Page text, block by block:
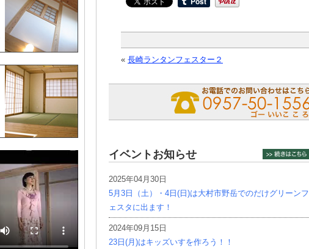
« 長崎ランタンフェスター２
イベントお知らせ
2025年04月30日
5月3日（土）・4日(日)は大村市野岳でのだけグリーンフ
ェスタに出ます！
2024年09月15日
23日(月)はキッズいすを作ろう！！